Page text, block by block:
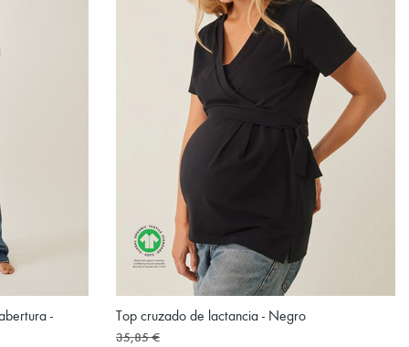
- Top cruzado de lactancia - Negro
35,85 €